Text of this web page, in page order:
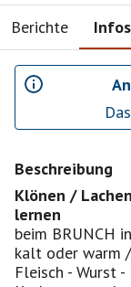
Berichte Infos
Beschreibung
Klönen /
lernen
beim BRUNCH
kalt oder warm
Fleisch - Wurst